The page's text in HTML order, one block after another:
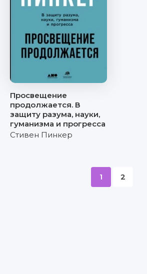
Просвещение
продолжается. В
защиту разума, науки,
гуманизма и прогресса
Стивен Пинкер
1 2